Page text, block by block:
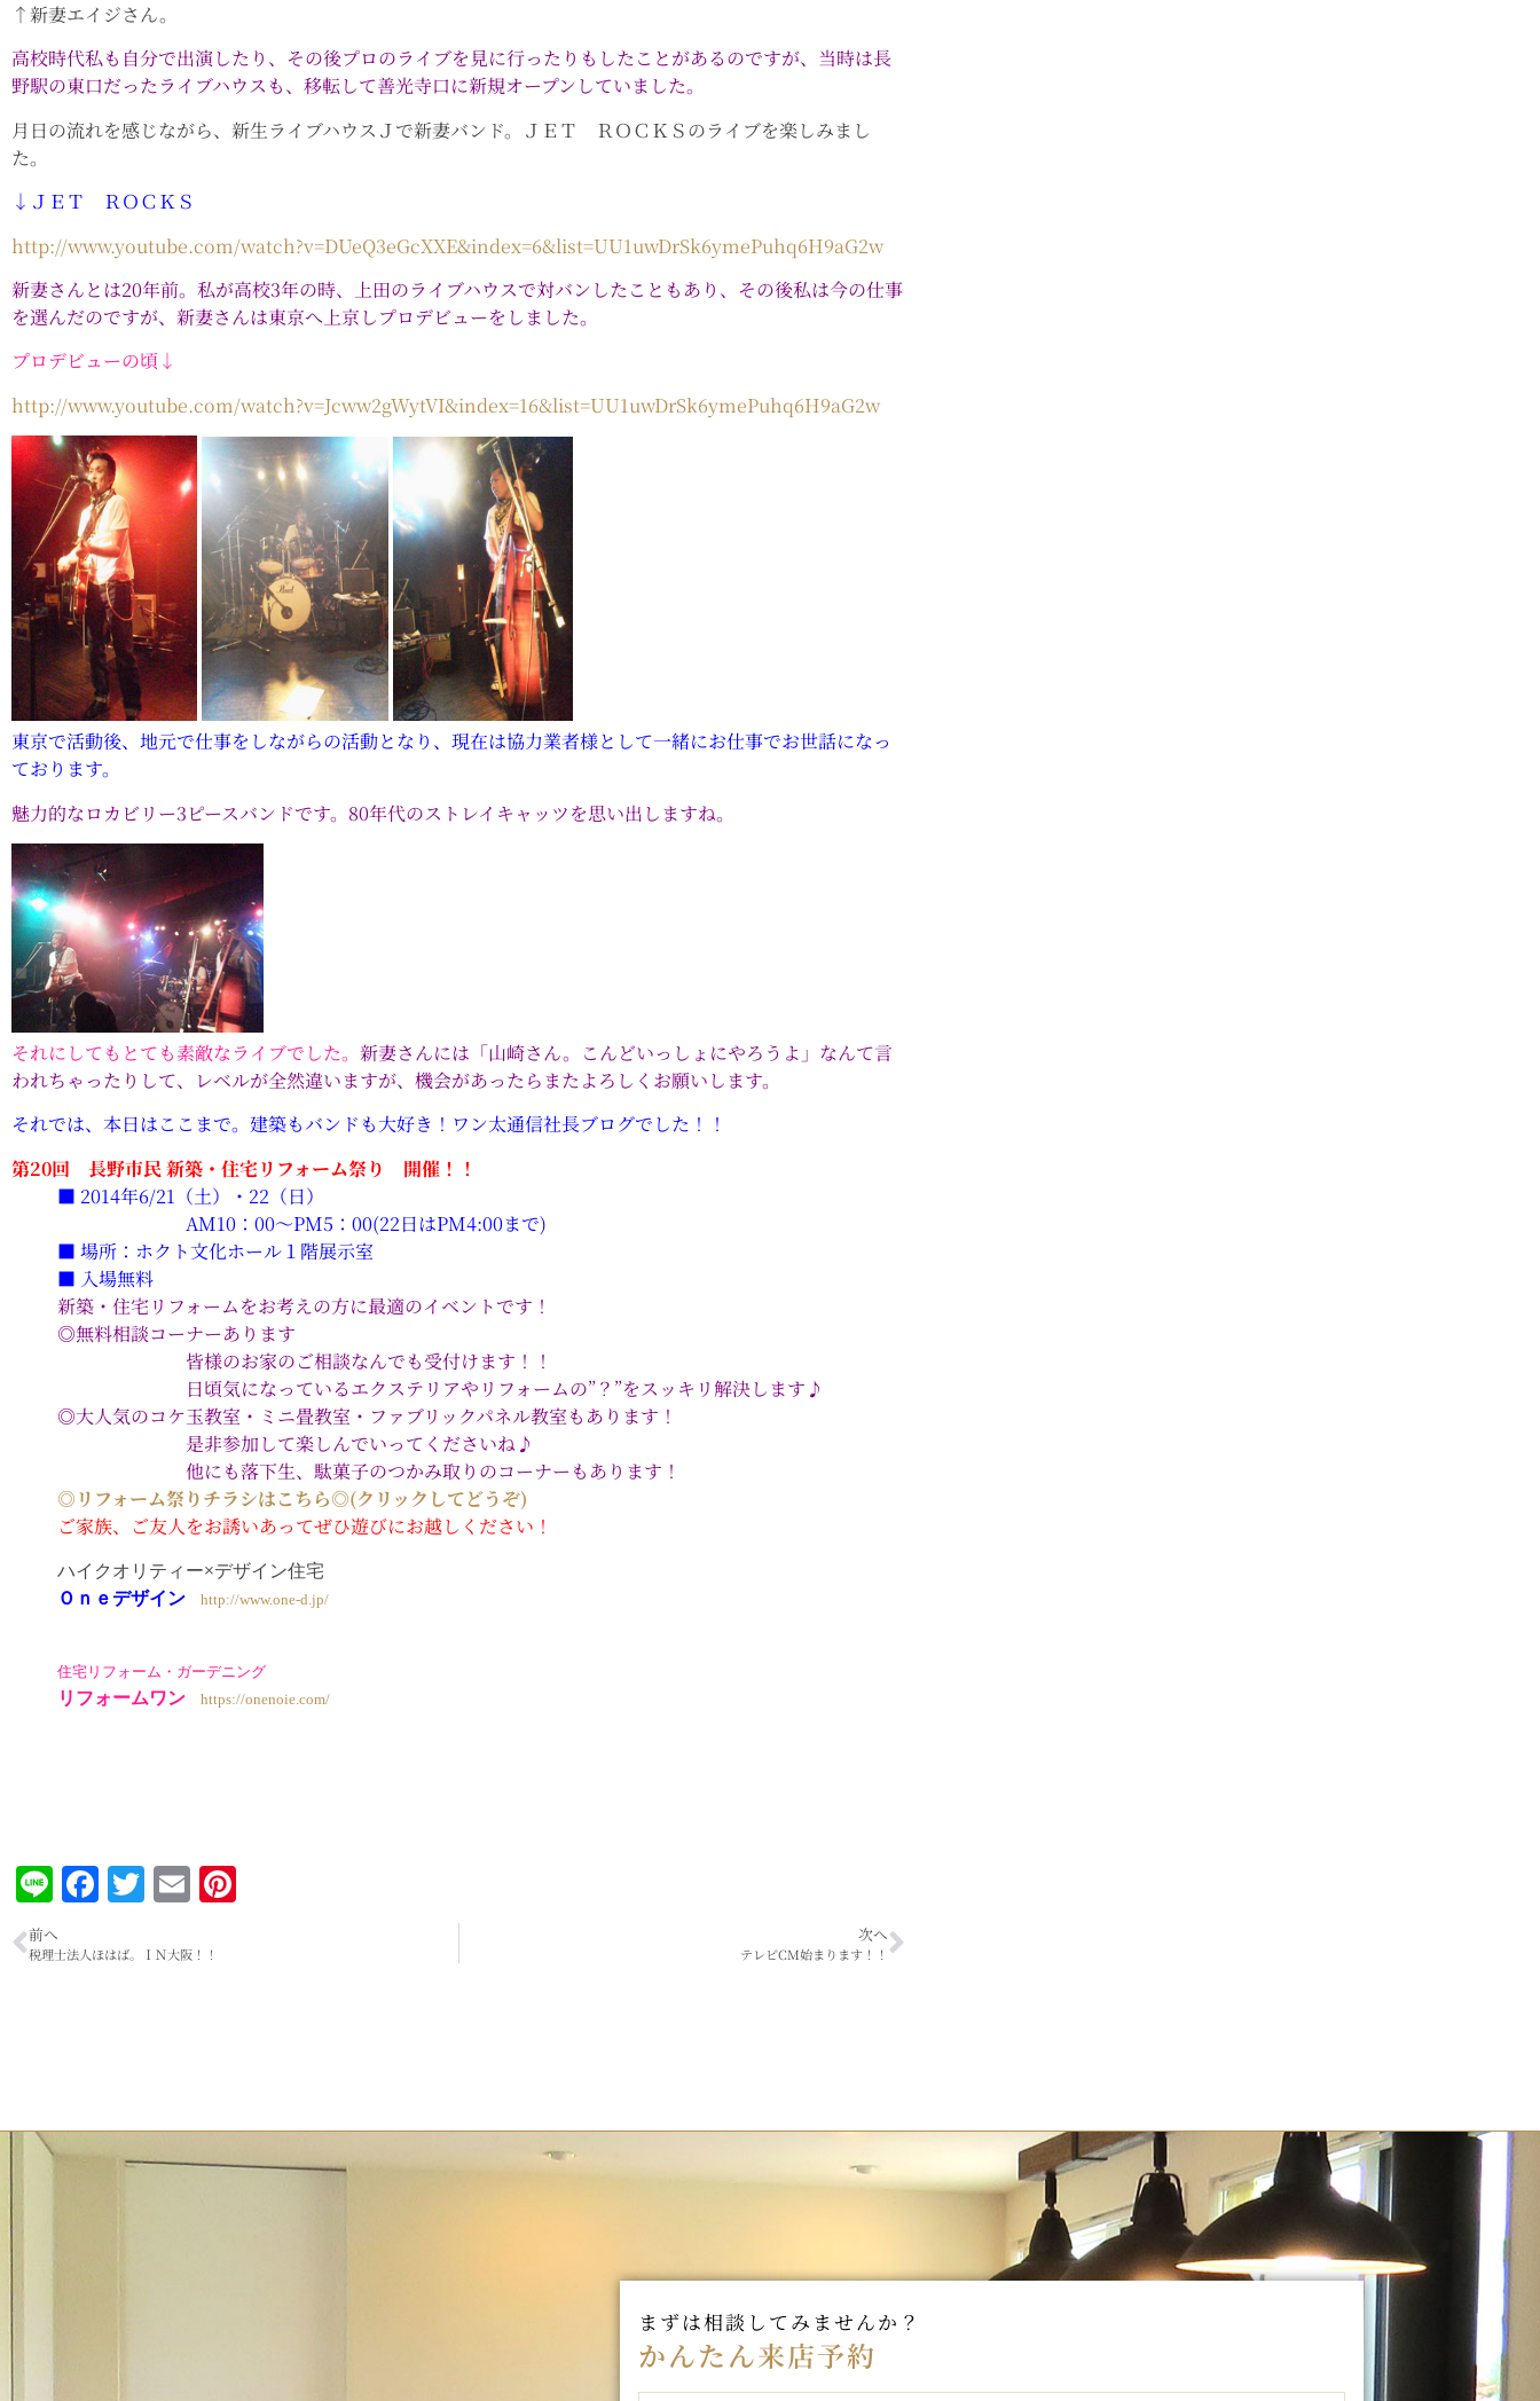
↑新妻エイジさん。
高校時代私も自分で出演したり、その後プロのライブを見に行ったりもしたことがあるのですが、当時は長
野駅の東口だったライブハウスも、移転して善光寺口に新規オープンしていました。
月日の流れを感じながら、新生ライブハウスＪで新妻バンド。ＪＥＴ ＲＯＣＫＳのライブを楽しみまし
た。
↓ＪＥＴ ＲＯＣＫＳ
http://www.youtube.com/watch?v=DUeQ3eGcXXE&index=6&list=UU1uwDrSk6ymePuhq6H9aG2w
新妻さんとは20年前。私が高校3年の時、上田のライブハウスで対バンしたこともあり、その後私は今の仕事
を選んだのですが、新妻さんは東京へ上京しプロデビューをしました。
プロデビューの頃↓
http://www.youtube.com/watch?v=Jcww2gWytVI&index=16&list=UU1uwDrSk6ymePuhq6H9aG2w
東京で活動後、地元で仕事をしながらの活動となり、現在は協力業者様として一緒にお仕事でお世話になっ
ております。
魅力的なロカビリー3ピースバンドです。80年代のストレイキャッツを思い出しますね。
それにしてもとても素敵なライブでした。 新妻さんには「山崎さん。こんどいっしょにやろうよ」なんて言
われちゃったりして、レベルが全然違いますが、機会があったらまたよろしくお願いします。
それでは、本日はここまで。建築もバンドも大好き！ワン太通信社長ブログでした！！
第20回 長野市民 新築・住宅リフォーム祭り 開催！！
■ 2014年6/21（土）・22（日）
AM10：00～PM5：00(22日はPM4:00まで)
■ 場所：ホクト文化ホール１階展示室
■ 入場無料
新築・住宅リフォームをお考えの方に最適のイベントです！
◎無料相談コーナーあります
皆様のお家のご相談なんでも受付けます！！
日頃気になっているエクステリアやリフォームの”？”をスッキリ解決します♪
◎大人気のコケ玉教室・ミニ畳教室・ファブリックパネル教室もあります！
是非参加して楽しんでいってくださいね♪
他にも落下生、駄菓子のつかみ取りのコーナーもあります！
◎リフォーム祭りチラシはこちら◎(クリックしてどうぞ)
ご家族、ご友人をお誘いあってぜひ遊びにお越しください！
ハイクオリティー×デザイン住宅
Ｏｎｅデザイン
http://www.one-d.jp/
住宅リフォーム・ガーデニング
リフォームワン https://onenoie.com/
LineFacebook
Twitter
Email
前へ
税理士法人ほはば。ＩＮ大阪！！
次へ
テレビCM始まります！！
まずは相談してみませんか？
かんたん来店予約